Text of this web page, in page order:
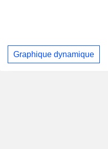
Graphique dynamique